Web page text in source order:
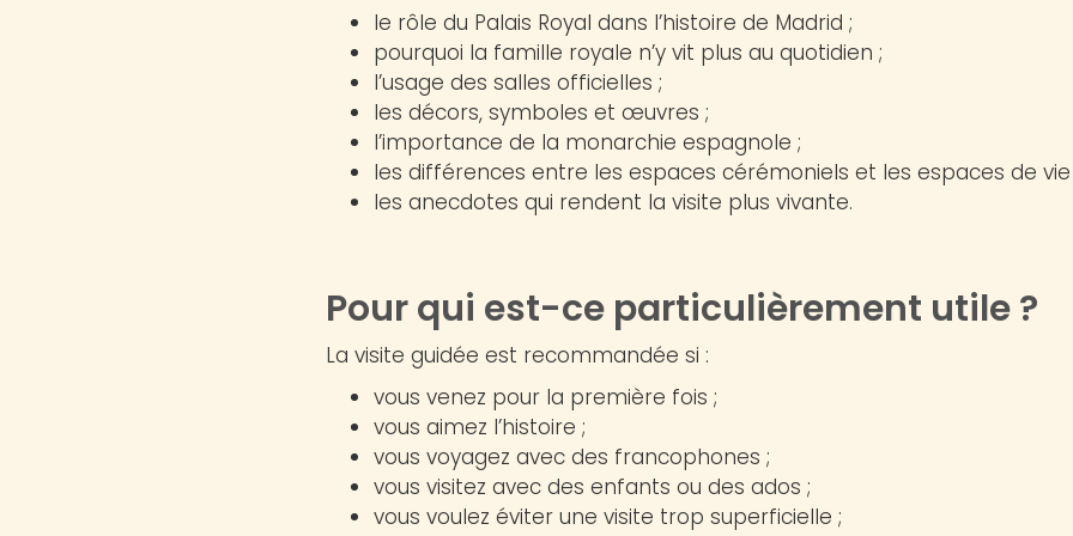
le rôle du Palais Royal dans l’histoire de Madrid ;
pourquoi la famille royale n’y vit plus au quotidien ;
l’usage des salles officielles ;
les décors, symboles et œuvres ;
l’importance de la monarchie espagnole ;
les différences entre les espaces cérémoniels et les espaces de vie
les anecdotes qui rendent la visite plus vivante.
Pour qui est-ce particulièrement utile ?
La visite guidée est recommandée si :
vous venez pour la première fois ;
vous aimez l’histoire ;
vous voyagez avec des francophones ;
vous visitez avec des enfants ou des ados ;
vous voulez éviter une visite trop superficielle ;